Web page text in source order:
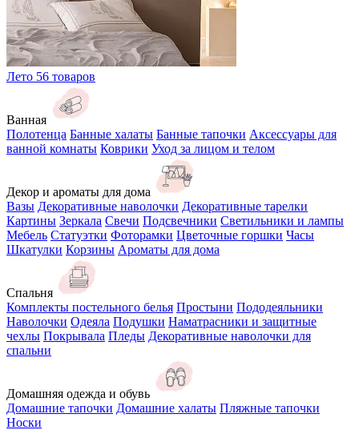
Лето 56 товаров
Ванная
Полотенца Банные халаты Банные тапочки Аксессуары для
ванной комнаты Коврики Уход за лицом и телом
Декор и ароматы для дома
Вазы Декоративные наволочки Декоративные тарелки
Картины Зеркала Свечи Подсвечники Светильники и лампы
Мебель Статуэтки Фоторамки Цветочные горшки Часы
Шкатулки Корзины Ароматы для дома
Спальня
Комплекты постельного белья Простыни Пододеяльники
Наволочки Одеяла Подушки Наматрасники и защитные
чехлы Покрывала Пледы Декоративные наволочки для
спальни
Домашняя одежда и обувь
Домашние тапочки Домашние халаты Пляжные тапочки
Носки